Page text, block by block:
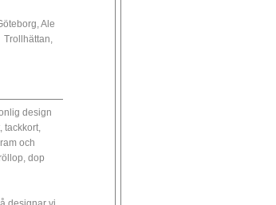
Ale
Trollhättan,
design
tackkort,
och
dop